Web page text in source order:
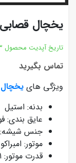
یخچال
تاریخ آپدیت محصول
تماس بگیرید
ویژگی های
بدنه: استیل
عایق بندی:
جنس
موتور: امبراکو
قدرت موتور: 1 اسب